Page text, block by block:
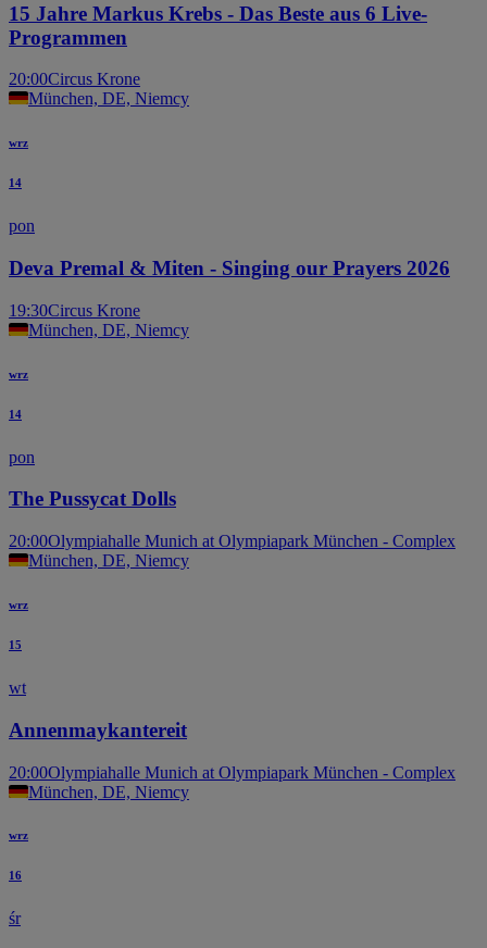
15 Jahre Markus Krebs - Das Beste aus 6 Live-
Programmen
20:00Circus Krone
München, DE, Niemcy
wrz
14
pon
Deva Premal & Miten - Singing our Prayers 2026
19:30Circus Krone
München, DE, Niemcy
wrz
14
pon
The Pussycat Dolls
20:00Olympiahalle Munich at Olympiapark München - Complex
München, DE, Niemcy
wrz
15
wt
Annenmaykantereit
20:00Olympiahalle Munich at Olympiapark München - Complex
München, DE, Niemcy
wrz
16
śr